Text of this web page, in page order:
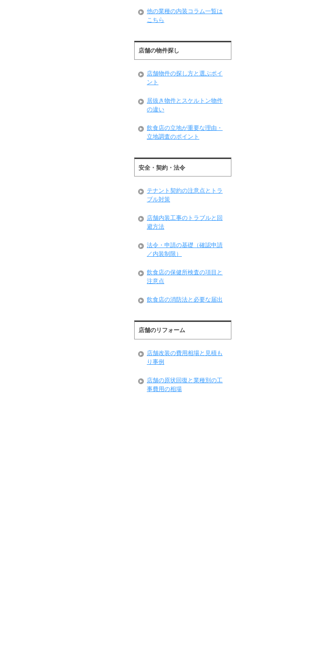
他の業種の内装コラム一覧は
こちら
店舗の物件探し
店舗物件の探し方と選ぶポイ
ント
居抜き物件とスケルトン物件
の違い
飲食店の立地が重要な理由・
立地調査のポイント
安全・契約・法令
テナント契約の注意点とトラ
ブル対策
店舗内装工事のトラブルと回
避方法
法令・申請の基礎（確認申請
／内装制限）
飲食店の保健所検査の項目と
注意点
飲食店の消防法と必要な届出
店舗のリフォーム
店舗改装の費用相場と見積も
り事例
店舗の原状回復と業種別の工
事費用の相場